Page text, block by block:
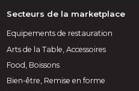
Secteurs de la marketplace
Equipements de restauration
Arts de la Table, Accessoires
Food, Boissons
Bien-être, Remise en forme